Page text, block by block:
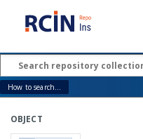
How to search...
OBJECT